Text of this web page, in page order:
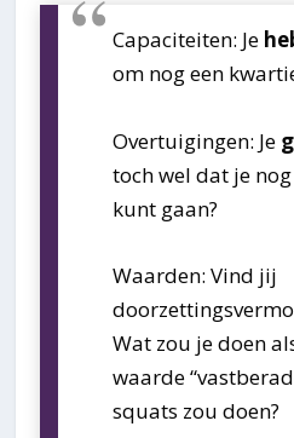
Capaciteiten: Je
om nog een
Overtuigingen: Je
toch wel dat je
kunt gaan?
Waarden: Vind jij
Wat zou je doen
waarde
squats zou doen?